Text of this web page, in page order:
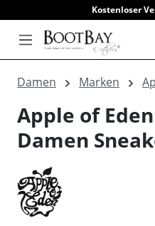
Kostenloser
Damen Marken
Apple of
Damen